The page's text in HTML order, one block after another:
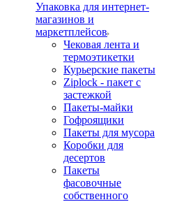
Упаковка для интернет-
магазинов и
маркетплейсов
Чековая лента и
термоэтикетки
Курьерские пакеты
Ziplock - пакет с
застежкой
Пакеты-майки
Гофроящики
Пакеты для мусора
Коробки для
десертов
Пакеты
фасовочные
собственного